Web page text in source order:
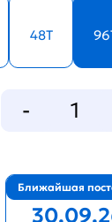
48T
Ближайшая